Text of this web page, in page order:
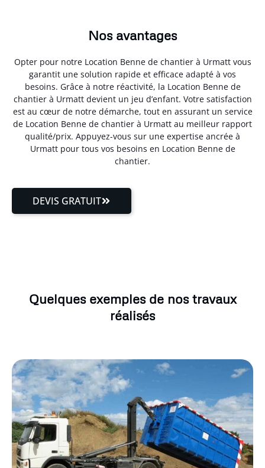
Nos avantages
Opter pour notre Location Benne de chantier à Urmatt vous
garantit une solution rapide et efficace adapté à vos
besoins. Grâce à notre réactivité, la Location Benne de
chantier à Urmatt devient un jeu d’enfant. Votre satisfaction
est au cœur de notre démarche, tout en assurant un service
de Location Benne de chantier à Urmatt au meilleur rapport
qualité/prix. Appuyez-vous sur une expertise ancrée à
Urmatt pour tous vos besoins en Location Benne de
chantier.
DEVIS GRATUIT
Quelques exemples de nos travaux
réalisés